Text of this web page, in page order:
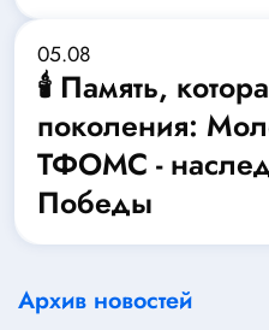
05.08
🕯️ Память,
поколения:
ТФОМС -
Победы
Архив новостей